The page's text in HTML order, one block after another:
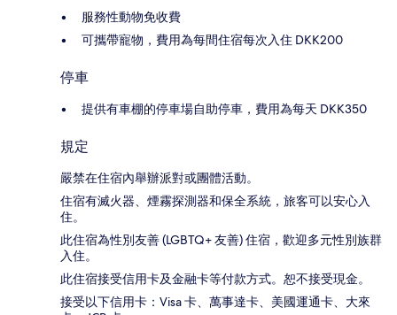
服務性動物免收費
可攜帶寵物，費用為每間住宿每次入住 DKK200
停車
提供有車棚的停車場自助停車，費用為每天 DKK350
規定
嚴禁在住宿內舉辦派對或團體活動。
住宿有滅火器、煙霧探測器和保全系統，旅客可以安心入
住。
此住宿為性別友善 (LGBTQ+ 友善) 住宿，歡迎多元性別族群
入住。
此住宿接受信用卡及金融卡等付款方式。恕不接受現金。
接受以下信用卡：Visa 卡、萬事達卡、美國運通卡、大來